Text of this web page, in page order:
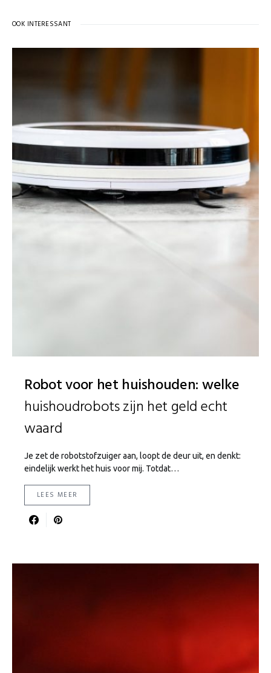
OOK INTERESSANT
Robot voor het huishouden: welke
huishoudrobots zijn het geld echt
waard
Je zet de robotstofzuiger aan, loopt de deur uit, en denkt:
eindelijk werkt het huis voor mij. Totdat…
LEES MEER